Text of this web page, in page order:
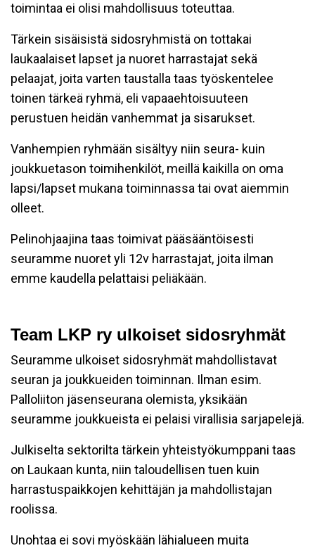
toimintaa ei olisi mahdollisuus toteuttaa.
Tärkein sisäisistä sidosryhmistä on tottakai
laukaalaiset lapset ja nuoret harrastajat sekä
pelaajat, joita varten taustalla taas työskentelee
toinen tärkeä ryhmä, eli vapaaehtoisuuteen
perustuen heidän vanhemmat ja sisarukset.
Vanhempien ryhmään sisältyy niin seura- kuin
joukkuetason toimihenkilöt, meillä kaikilla on oma
lapsi/lapset mukana toiminnassa tai ovat aiemmin
olleet.
Pelinohjaajina taas toimivat pääsääntöisesti
seuramme nuoret yli 12v harrastajat, joita ilman
emme kaudella pelattaisi peliäkään.
Team LKP ry ulkoiset sidosryhmät
Seuramme ulkoiset sidosryhmät mahdollistavat
seuran ja joukkueiden toiminnan. Ilman esim.
Palloliiton jäsenseurana olemista, yksikään
seuramme joukkueista ei pelaisi virallisia sarjapelejä.
Julkiselta sektorilta tärkein yhteistyökumppani taas
on Laukaan kunta, niin taloudellisen tuen kuin
harrastuspaikkojen kehittäjän ja mahdollistajan
roolissa.
Unohtaa ei sovi myöskään lähialueen muita